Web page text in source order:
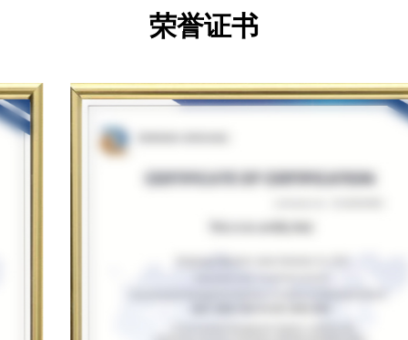
荣誉证书